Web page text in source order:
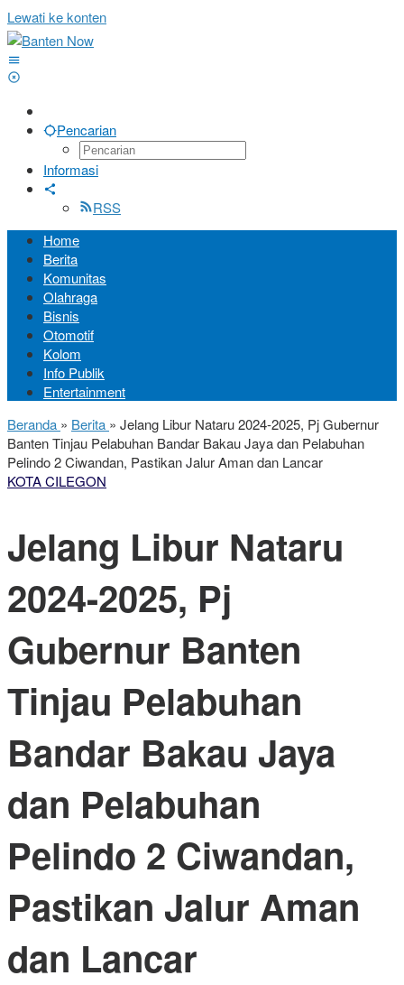
Lewati ke konten
Pencarian
Informasi
RSS
Home
Berita
Komunitas
Olahraga
Bisnis
Otomotif
Kolom
Info Publik
Entertainment
Beranda » Berita » Jelang Libur Nataru 2024-2025, Pj Gubernur
Banten Tinjau Pelabuhan Bandar Bakau Jaya dan Pelabuhan
Pelindo 2 Ciwandan, Pastikan Jalur Aman dan Lancar
KOTA CILEGON
Jelang Libur Nataru
2024-2025, Pj
Gubernur Banten
Tinjau Pelabuhan
Bandar Bakau Jaya
dan Pelabuhan
Pelindo 2 Ciwandan,
Pastikan Jalur Aman
dan Lancar